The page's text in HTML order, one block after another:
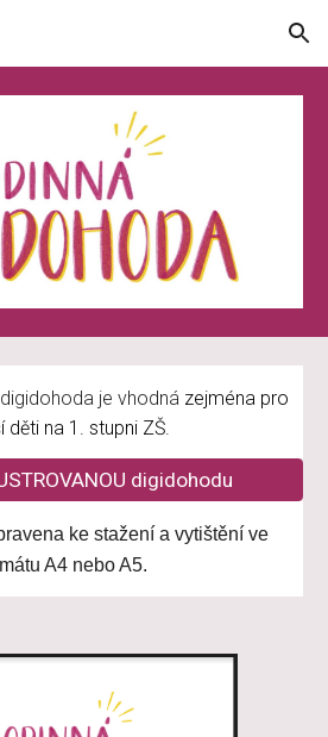
Skip to navigation
igidohoda je vhodná zejména pro
děti na 1. stupni ZŠ.
digidohodu
ke stažení a vytištění ve
A4 nebo A5.